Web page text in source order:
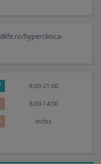
hyperclinica-
8:00-21:00
8:00-14:00
Inchis